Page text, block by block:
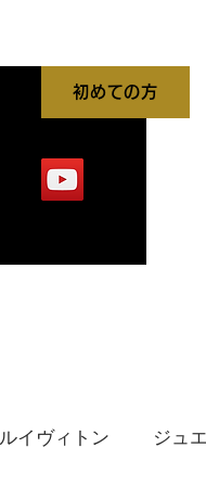
初めての方
ルイヴィトン ジュ